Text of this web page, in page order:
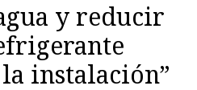
y reducir
instalación”